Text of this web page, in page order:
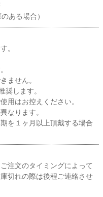
ある場合）
。
ません。
します。
用はお控えください。
なります。
を１ヶ月以上頂戴する場合
注文のタイミングによって
切れの際は後程ご連絡させ